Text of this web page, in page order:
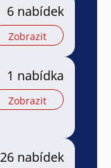
6 nabídek
Zobrazit
1 nabídka
Zobrazit
26 nabídek